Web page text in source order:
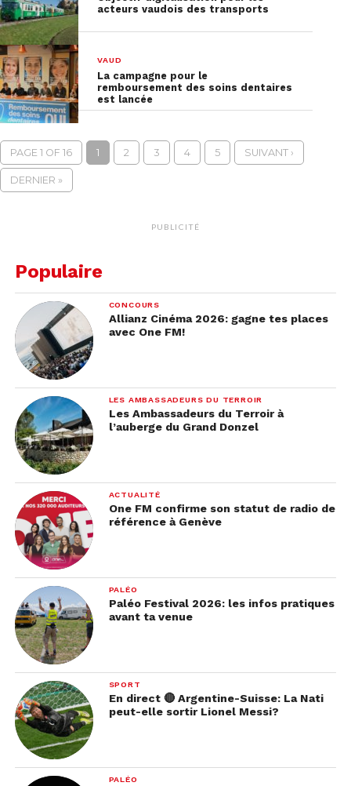
acteurs vaudois des transports
VAUD
La campagne pour le
remboursement des soins dentaires
est lancée
PAGE 1 OF 16 1 2 3 4 5 SUIVANT ›
DERNIER »
PUBLICITÉ
Populaire
CONCOURS
Allianz Cinéma 2026: gagne tes places
avec One FM!
LES AMBASSADEURS DU TERROIR
Les Ambassadeurs du Terroir à
l’auberge du Grand Donzel
ACTUALITÉ
One FM confirme son statut de radio de
référence à Genève
PALÉO
Paléo Festival 2026: les infos pratiques
avant ta venue
SPORT
En direct 🔴 Argentine-Suisse: La Nati
peut-elle sortir Lionel Messi?
PALÉO